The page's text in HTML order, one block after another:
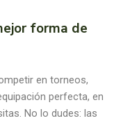
forma de
en torneos,
perfecta, en
No lo dudes: las